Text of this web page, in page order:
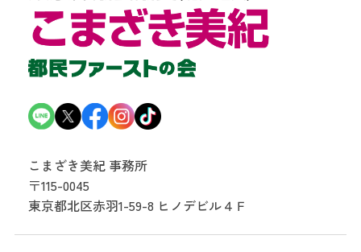
こまざき美紀 事務所
〒115-0045
東京都北区赤羽1-59-8 ヒノデビル４Ｆ